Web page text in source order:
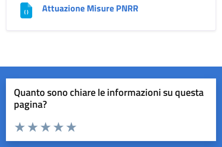
Attuazione Misure PNRR
Quanto sono chiare le informazioni su questa
pagina?
Valuta da 1 a 5 stelle la pagina
Valuta 5 stelle su 5
Valuta 4 stelle su 5
Valuta 3 stelle su 5
Valuta 2 stelle su 5
Valuta 1 stelle su 5